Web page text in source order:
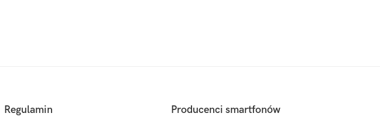
Regulamin Producenci smartfonów